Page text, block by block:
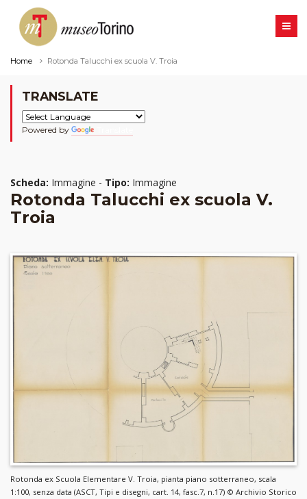
Home Rotonda Talucchi ex scuola V. Troia
TRANSLATE
Powered by
Scheda: Immagine - Tipo: Immagine
Rotonda Talucchi ex scuola V.
Troia
Rotonda ex Scuola Elementare V. Troia, pianta piano sotterraneo, scala
1:100, senza data (ASCT, Tipi e disegni, cart. 14, fasc.7, n.17) © Archivio Storico